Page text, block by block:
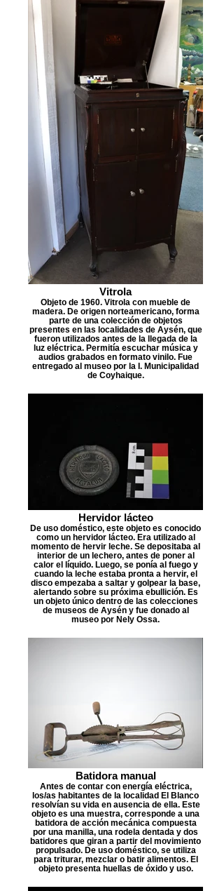
Vitrola
Objeto de 1960. Vitrola con mueble de
madera. De origen norteamericano, forma
parte de una colección de objetos
presentes en las localidades de Aysén, que
fueron utilizados antes de la llegada de la
luz eléctrica. Permitía escuchar música y
audios grabados en formato vinilo. Fue
entregado al museo por la I. Municipalidad
de Coyhaique.
Hervidor lácteo
De uso doméstico, este objeto es conocido
como un hervidor lácteo. Era utilizado al
momento de hervir leche. Se depositaba al
interior de un lechero, antes de poner al
calor el líquido. Luego, se ponía al fuego y
cuando la leche estaba pronta a hervir, el
disco empezaba a saltar y golpear la base,
alertando sobre su próxima ebullición. Es
un objeto único dentro de las colecciones
de museos de Aysén y fue donado al
museo por Nely Ossa.
Batidora manual
Antes de contar con energía eléctrica,
los/as habitantes de la localidad El Blanco
resolvían su vida en ausencia de ella. Este
objeto es una muestra, corresponde a una
batidora de acción mecánica compuesta
por una manilla, una rodela dentada y dos
batidores que giran a partir del movimiento
propulsado. De uso doméstico, se utiliza
para triturar, mezclar o batir alimentos. El
objeto presenta huellas de óxido y uso.